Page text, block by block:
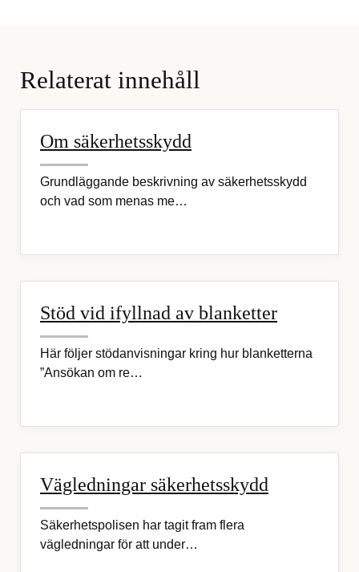
Relaterat innehåll
Om säkerhetsskydd
Grundläggande beskrivning av säkerhetsskydd
och vad som menas me…
Stöd vid ifyllnad av blanketter
Här följer stödanvisningar kring hur blanketterna
”Ansökan om re…
Vägledningar säkerhetsskydd
Säkerhetspolisen har tagit fram flera
vägledningar för att under…